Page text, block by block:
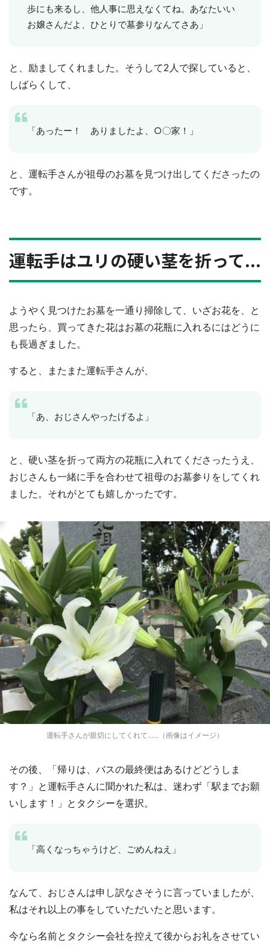
歩にも来るし、他人事に思えなくてね。あなたいい
お嬢さんだよ、ひとりで墓参りなんてさあ」
と、励ましてくれました。そうして2人で探していると、
しばらくして、
「あったー！ ありましたよ、○〇家！」
と、運転手さんが祖母のお墓を見つけ出してくださったの
です。
運転手はユリの硬い茎を折って...
ようやく見つけたお墓を一通り掃除して、いざお花を、と
思ったら、買ってきた花はお墓の花瓶に入れるにはどうに
も長過ぎました。
すると、またまた運転手さんが、
「あ、おじさんやったげるよ」
と、硬い茎を折って両方の花瓶に入れてくださったうえ、
おじさんも一緒に手を合わせて祖母のお墓参りをしてくれ
ました。それがとても嬉しかったです。
運転手さんが親切にしてくれて......（画像はイメージ）
その後、「帰りは、バスの最終便はあるけどどうしま
す？」と運転手さんに聞かれた私は、迷わず「駅までお願
いします！」とタクシーを選択。
「高くなっちゃうけど、ごめんねえ」
なんて、おじさんは申し訳なさそうに言っていましたが、
私はそれ以上の事をしていただいたと思います。
今なら名前とタクシー会社を控えて後からお礼をさせてい